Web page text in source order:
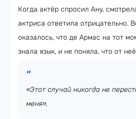
Когда актёр спросил Ану,
актриса ответила отрицательно.
оказалось, что де Армас на тот
знала язык, и не поняла, что от
«Этот случай никогда не
меня»,